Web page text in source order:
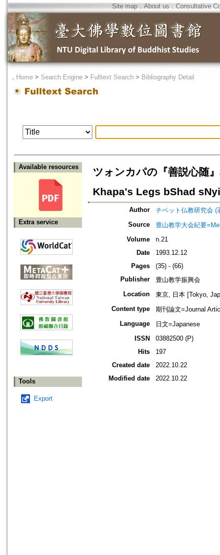
Site map．About us ． Consultative
． Home > Search Engine > Fulltext Search > Bibliography Detail
Available resources
Extra service
Tools
Export
ツォンカパの『善説心随
Khapa's Legs bShad
Author
チベット仏教研究会 (
Source
豊山教学大会紀要
Volume
n.21
Date
1993.12.12
Pages
(35) - (66)
Publisher
豊山教学振興会
Location
東京, 日本 [Tokyo,
Content type
期刊論文=Journal
Language
日文=Japanese
ISSN
03882500 (P)
Hits
197
Created date
2022.10.22
Modified date
2022.10.22